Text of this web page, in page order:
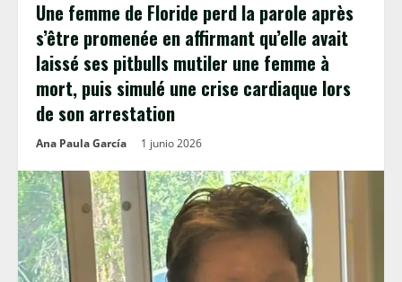
Une femme de Floride perd la parole après
s’être promenée en affirmant qu’elle avait
laissé ses pitbulls mutiler une femme à
mort, puis simulé une crise cardiaque lors
de son arrestation
Ana Paula García 1 junio 2026